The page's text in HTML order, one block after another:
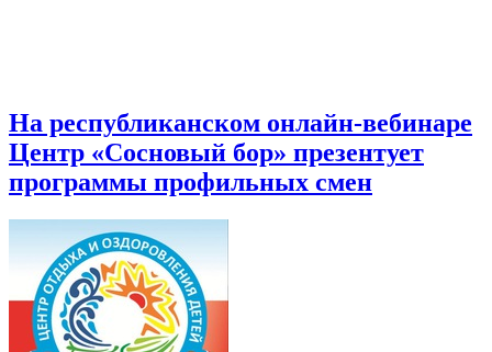
На республиканском онлайн-вебинаре
Центр «Сосновый бор» презентует
программы профильных смен